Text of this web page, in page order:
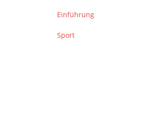
Einführung
Sport